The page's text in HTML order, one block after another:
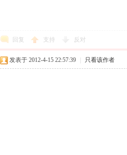
回复 支持 反对
发表于 2012-4-15 22:57:39 只看该作者